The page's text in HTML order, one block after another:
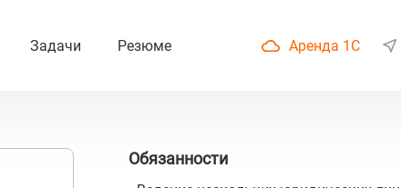
Задачи Резюме Аренда 1С
Обязанности